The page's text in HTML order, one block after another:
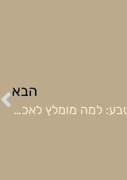
הבא
מתוק מהטבע: למה מומלץ לאכול פירות?